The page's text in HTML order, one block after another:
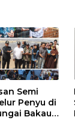
Semi
Penyu di
Bakau